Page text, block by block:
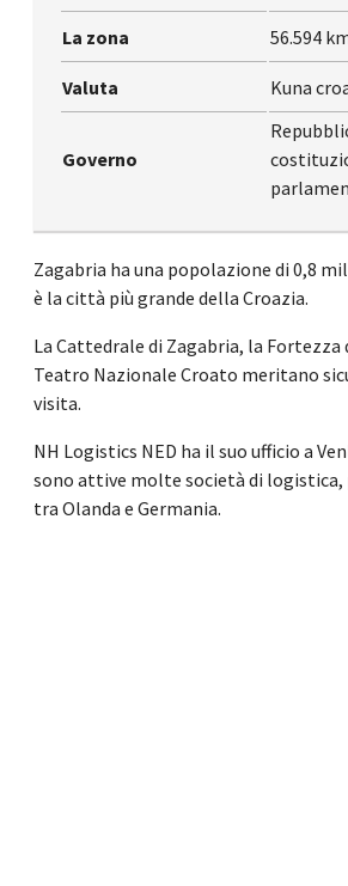
La zona 56.594
Valuta Kuna
Governo
Zagabria ha una popolazione di 0,8
è la città più grande della Croazia.
La Cattedrale di Zagabria, la Fortezza
Teatro Nazionale Croato meritano
visita.
NH Logistics NED ha il suo ufficio a
sono attive molte società di
tra Olanda e Germania.